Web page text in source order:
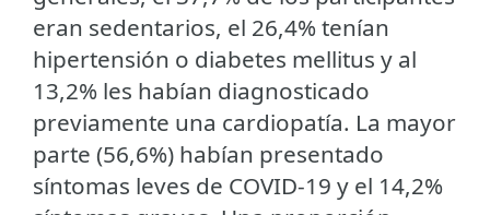
eran sedentarios, el 26,4% tenían
hipertensión o diabetes mellitus y al
13,2% les habían diagnosticado
previamente una cardiopatía. La mayor
parte (56,6%) habían presentado
síntomas leves de COVID-19 y el 14,2%